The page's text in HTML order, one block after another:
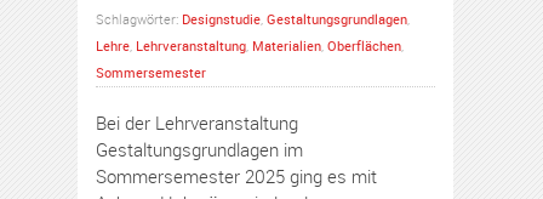
Schlagwörter: Designstudie, Gestaltungsgrundlagen,
Lehre, Lehrveranstaltung, Materialien, Oberflächen,
Sommersemester
Bei der Lehrveranstaltung
Gestaltungsgrundlagen im
Sommersemester 2025 ging es mit